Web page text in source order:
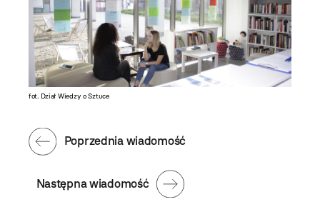
fot. Dział Wiedzy o Sztuce
Następna wiadomość
Poprzednia wiadomość